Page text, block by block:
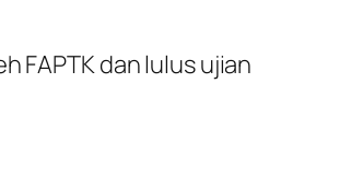
FAPTK dan lulus ujian